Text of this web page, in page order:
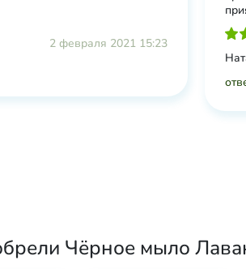
2 февраля 2021 15:23
Чёрное мыло